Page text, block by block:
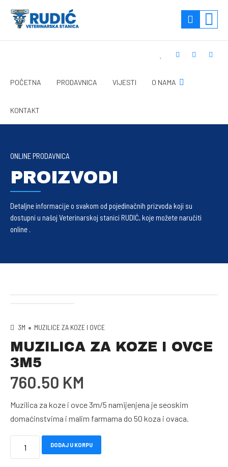
POČETNA PRODAVNICA VIJESTI O NAMA
KONTAKT
ONLINE PRODAVNICA
PROIZVODI
Detaljne informacije o svakom od pojedinačnih prizvoda koji su
dostupni u našoj Veterinarskoj stanici RUDIĆ, koje možete naručiti
online .
3M MUZILICE ZA KOZE I OVCE
MUZILICA ZA KOZE I OVCE
3M5
760.50 KM
Muzilica za koze i ovce 3m/5 namijenjena je seoskim
domaćinstvima i malim farmama do 50 koza i ovaca.
DODAJ U KORPU